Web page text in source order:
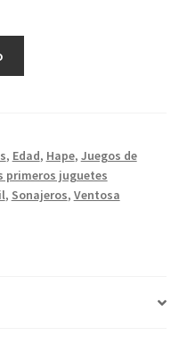
, Edad, Hape, Juegos de
primeros juguetes
, Sonajeros, Ventosa